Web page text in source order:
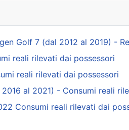
Golf 7 (dal 2012 al 2019) -
reali rilevati dai possessori
reali rilevati dai possessori
al 2021) - Consumi reali
Consumi reali rilevati dai